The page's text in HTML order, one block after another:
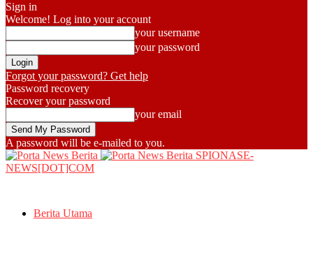
Sign in
Welcome! Log into your account
your username
your password
Forgot your password? Get help
Password recovery
Recover your password
your email
A password will be e-mailed to you.
SPIONASE-
NEWS[DOT]COM
Berita Utama